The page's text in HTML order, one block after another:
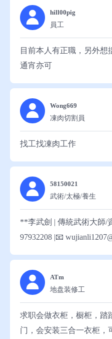
hill00pig
員工
目前本人有正職，另外想
通宵亦可
Wong669
凍肉切割員
找工找凍肉工作
58150021
武術/太極/養生
**李武劍 | 傳統武術大師/資深教
97932208 |📧
統武術國際化發展。 ### 【武術專長】 **拳術精研
** 陳式太極拳 | 形意拳 | 八卦掌 | 心意六合拳 | 兩儀點
穴 **兵器專精** 劍術：太極劍/八卦劍/武當太乙劍/
八極崑吾劍/于承惠雙手劍 刀法：太極刀/八卦刀/武當
ATm
地盘装修工
求职会做衣柜，橱柜，踏
门，会安装三合一衣柜，